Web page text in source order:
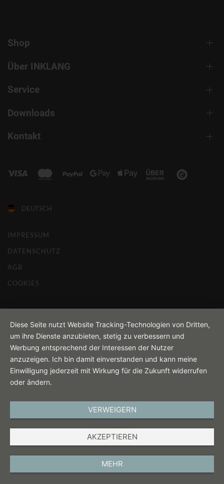
Shop
Über INKLANG
Service
Downloads
Kontakt
DEUTSCH
IMPRESSUM
DATENSCHUTZ
AGB
COOKIES
Diese Seite nutzt Website Tracking-Technologien von Dritten,
um ihre Dienste anzubieten, stetig zu verbessern und
Werbung entsprechend der Interessen der Nutzer
anzuzeigen. Ich bin damit einverstanden und kann meine
Einwilligung jederzeit mit Wirkung für die Zukunft widerrufen
oder ändern.
VERWEIGERN
AKZEPTIEREN
MEHR